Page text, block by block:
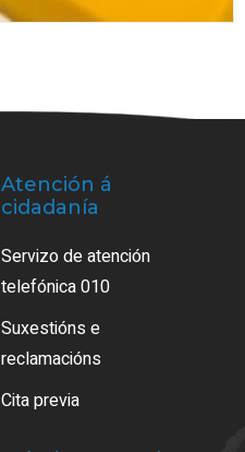
Atención á
cidadanía
Servizo de atención
telefónica 010
Suxestións e
reclamacións
Cita previa